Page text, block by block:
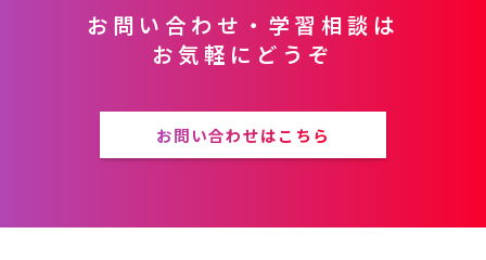
お問い合わせ・学習相談は
お気軽にどうぞ
お問い合わせはこちら